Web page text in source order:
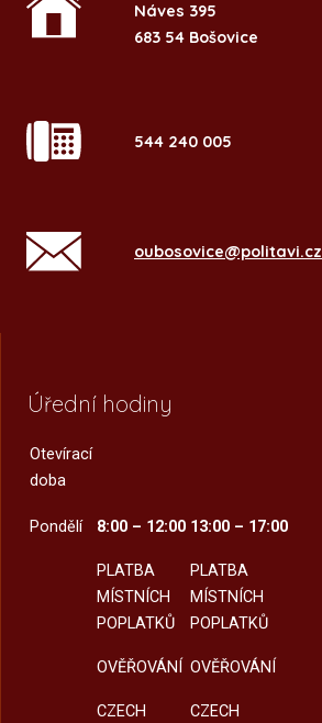
Náves 395
683 54 Bošovice
544 240 005
oubosovice@politavi.cz
Úřední hodiny
Otevírací
doba
Pondělí 8:00 – 12:00
PLATBA
MÍSTNÍCH
POPLATKŮ
OVĚŘOVÁNÍ
CZECH
13:00 – 17:00
PLATBA
MÍSTNÍCH
POPLATKŮ
OVĚŘOVÁNÍ
CZECH